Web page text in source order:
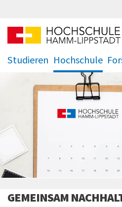
Studieren Hochschule
.
GEMEINSAM